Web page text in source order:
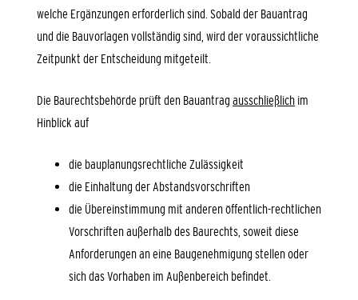
welche Ergänzungen erforderlich sind. Sobald der Bauantrag
und die Bauvorlagen vollständig sind, wird der voraussichtliche
Zeitpunkt der Entscheidung mitgeteilt.
Die Baurechtsbehörde prüft den Bauantrag ausschließlich im
Hinblick auf
die bauplanungsrechtliche Zulässigkeit
die Einhaltung der Abstandsvorschriften
die Übereinstimmung mit anderen öffentlich-rechtlichen
Vorschriften außerhalb des Baurechts, soweit diese
Anforderungen an eine Baugenehmigung stellen oder
sich das Vorhaben im Außenbereich befindet.